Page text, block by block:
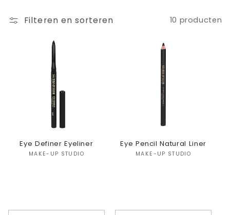
Filteren en sorteren 10 producten
Eye Definer Eyeliner
Verkoper:
MAKE-UP STUDIO
Eye Pencil Natural Liner
Verkoper:
MAKE-UP STUDIO